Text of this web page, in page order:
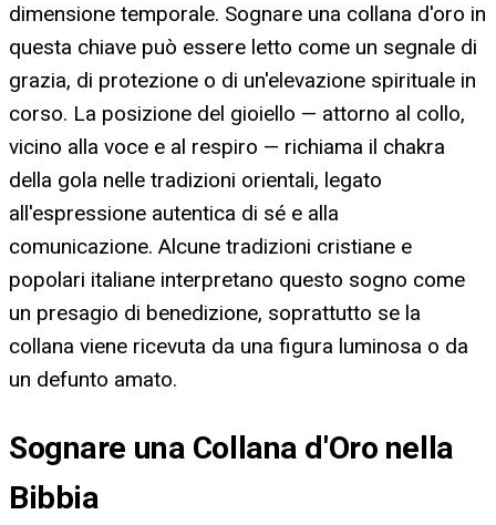
dimensione temporale. Sognare una collana d'oro in
questa chiave può essere letto come un segnale di
grazia, di protezione o di un'elevazione spirituale in
corso. La posizione del gioiello — attorno al collo,
vicino alla voce e al respiro — richiama il chakra
della gola nelle tradizioni orientali, legato
all'espressione autentica di sé e alla
comunicazione. Alcune tradizioni cristiane e
popolari italiane interpretano questo sogno come
un presagio di benedizione, soprattutto se la
collana viene ricevuta da una figura luminosa o da
un defunto amato.
Sognare una Collana d'Oro nella
Bibbia